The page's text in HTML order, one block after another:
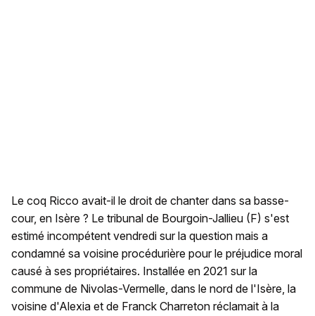
Le coq Ricco avait-il le droit de chanter dans sa basse-
cour, en Isère ? Le tribunal de Bourgoin-Jallieu (F) s'est
estimé incompétent vendredi sur la question mais a
condamné sa voisine procédurière pour le préjudice moral
causé à ses propriétaires. Installée en 2021 sur la
commune de Nivolas-Vermelle, dans le nord de l'Isère, la
voisine d'Alexia et de Franck Charreton réclamait à la